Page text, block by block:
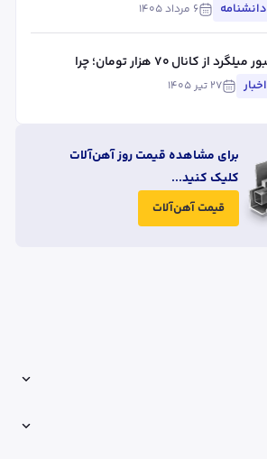
تیر
دانشنامه ۶ مرداد ۱۴۰۵
عبور میلگرد از کانال ۷۰ هزار تومان؛ چرا
میلگرد گران شد؟
اخبار ۲۷ تیر ۱۴۰۵
برای مشاهده قیمت روز آهن‌آلات
کلیک کنید...
قیمت آهن‌آلات